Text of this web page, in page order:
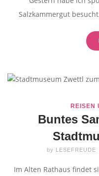
Salzkammergut
REISEN
Buntes
by LESEFREUDE
Im Alten Rathaus findet